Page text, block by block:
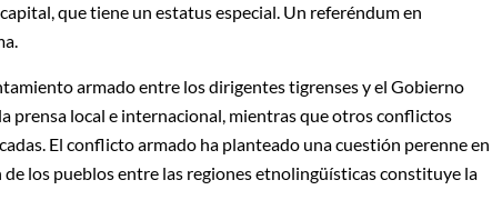
que tiene un estatus especial. Un referéndum en
armado entre los dirigentes tigrenses y el Gobierno
prensa local e internacional, mientras que otros conflictos
El conflicto armado ha planteado una cuestión perenne en
los pueblos entre las regiones etnolingüísticas constituye la